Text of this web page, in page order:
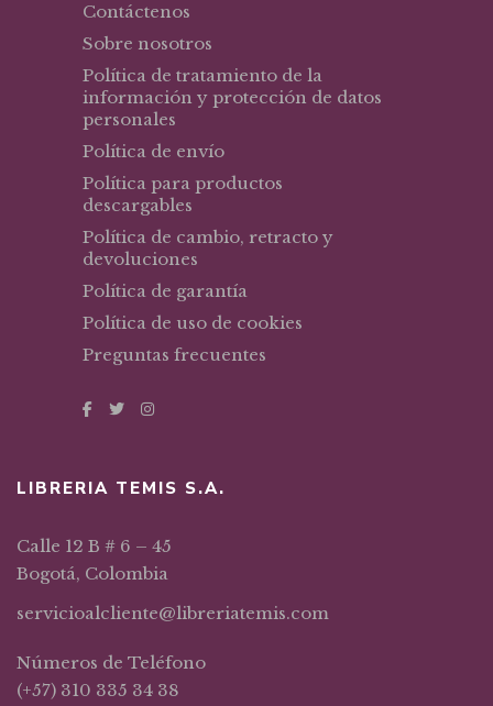
Contáctenos
Sobre nosotros
Política de tratamiento de la
información y protección de datos
personales
Política de envío
Política para productos
descargables
Política de cambio, retracto y
devoluciones
Política de garantía
Política de uso de cookies
Preguntas frecuentes
LIBRERIA TEMIS S.A.
Calle 12 B # 6 – 45
Bogotá, Colombia
servicioalcliente@libreriatemis.com
Números de Teléfono
(+57) 310 335 34 38